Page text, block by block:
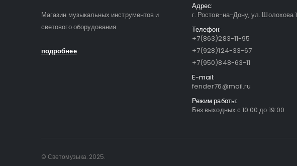
Магазин музыкальных инструментов и
светового оборудования
подробнее
Адрес:
г. Ростов-на-Дону, ул. Шолохова 1
Телефон:
+7(863)283-11-95
+7(928)124-33-67
+7(950)848-63-11
E-mail:
fender76@mail.ru
Режим работы:
Без выходных с 10:00 до 19:00
© Светомузыка. 2025.